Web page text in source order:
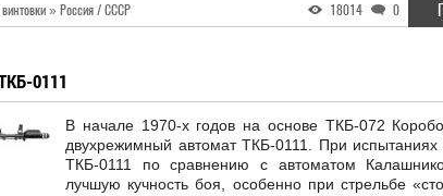
» Россия / СССР 18014 0
0111
В начале 1970-х годов на основе ТКБ-072
двухрежимный автомат ТКБ-0111. При испытаниях
ТКБ-0111 по сравнению с автоматом
лучшую кучность боя, особенно при стрельбе